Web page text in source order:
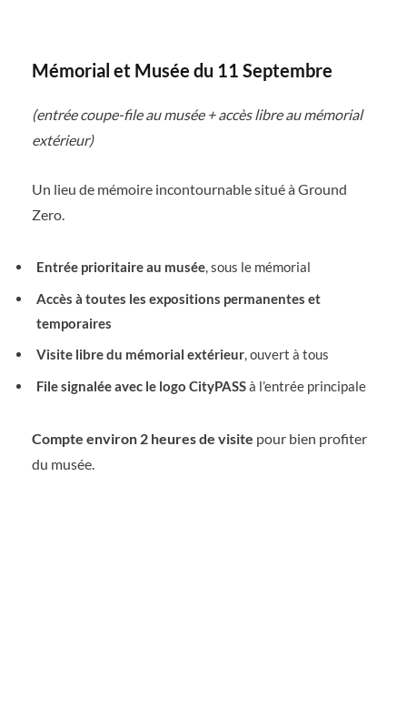
Mémorial et Musée du 11 Septembre
(entrée coupe-file au musée + accès libre au mémorial
extérieur)
Un lieu de mémoire incontournable situé à Ground
Zero.
Entrée prioritaire au musée, sous le mémorial
Accès à toutes les expositions permanentes et
temporaires
Visite libre du mémorial extérieur, ouvert à tous
File signalée avec le logo CityPASSà l’entrée principale
Compte environ 2 heures de visite pour bien profiter
du musée.